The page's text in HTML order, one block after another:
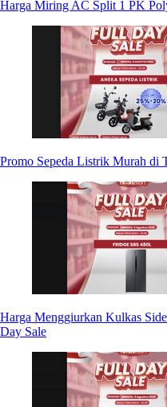
Harga Miring AC Split 1 PK
Promo Sepeda Listrik Murah di
Harga Menggiurkan Kulkas
Day Sale